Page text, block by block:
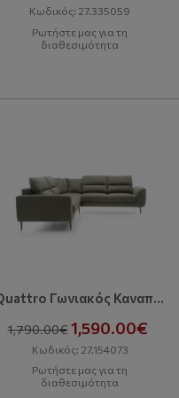
Κωδικός: 27.335059
Ρωτήστε μας για τη
διαθεσιμότητα
Quattro Γωνιακός Καναπές Με Κρεβάτι Και Αποθηκευτικό Χώρο
1,790.00€ 1,590.00€
Κωδικός: 27.154073
Ρωτήστε μας για τη
διαθεσιμότητα